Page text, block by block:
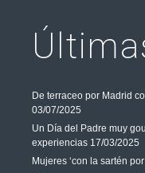
De terraceo por Madrid
03/07/2025
Un Día del Padre muy
experiencias 17/03/2025
Mujeres ‘con la sartén